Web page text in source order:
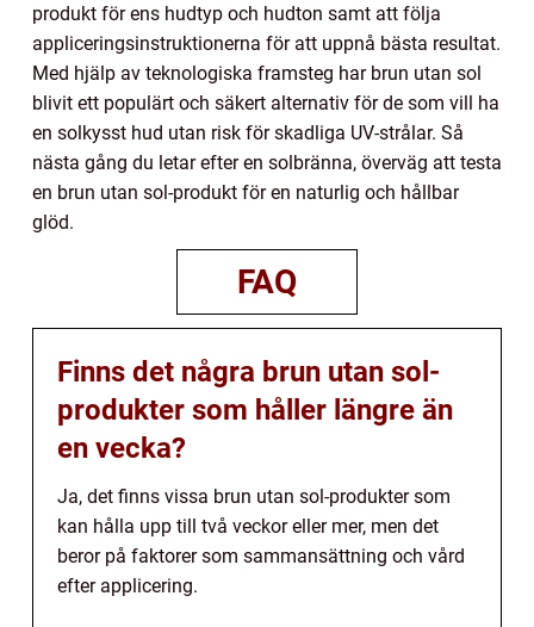
produkt för ens hudtyp och hudton samt att följa
appliceringsinstruktionerna för att uppnå bästa resultat.
Med hjälp av teknologiska framsteg har brun utan sol
blivit ett populärt och säkert alternativ för de som vill ha
en solkysst hud utan risk för skadliga UV-strålar. Så
nästa gång du letar efter en solbränna, överväg att testa
en brun utan sol-produkt för en naturlig och hållbar
glöd.
FAQ
Finns det några brun utan sol-
produkter som håller längre än
en vecka?
Ja, det finns vissa brun utan sol-produkter som
kan hålla upp till två veckor eller mer, men det
beror på faktorer som sammansättning och vård
efter applicering.